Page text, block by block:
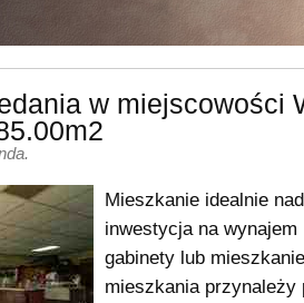
w miejscowości
.
Mieszkanie idealnie
inwestycja na wynajem
gabinety lub
mieszkania przynależy